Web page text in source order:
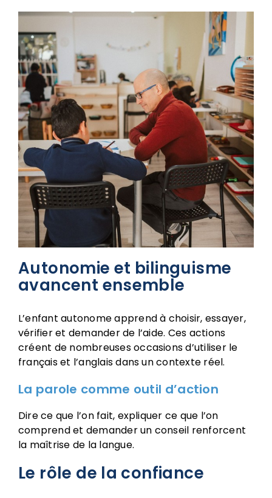
Autonomie et bilinguisme
avancent ensemble
L’enfant autonome apprend à choisir, essayer,
vérifier et demander de l’aide. Ces actions
créent de nombreuses occasions d’utiliser le
français et l’anglais dans un contexte réel.
La parole comme outil d’action
Dire ce que l’on fait, expliquer ce que l’on
comprend et demander un conseil renforcent
la maîtrise de la langue.
Le rôle de la confiance